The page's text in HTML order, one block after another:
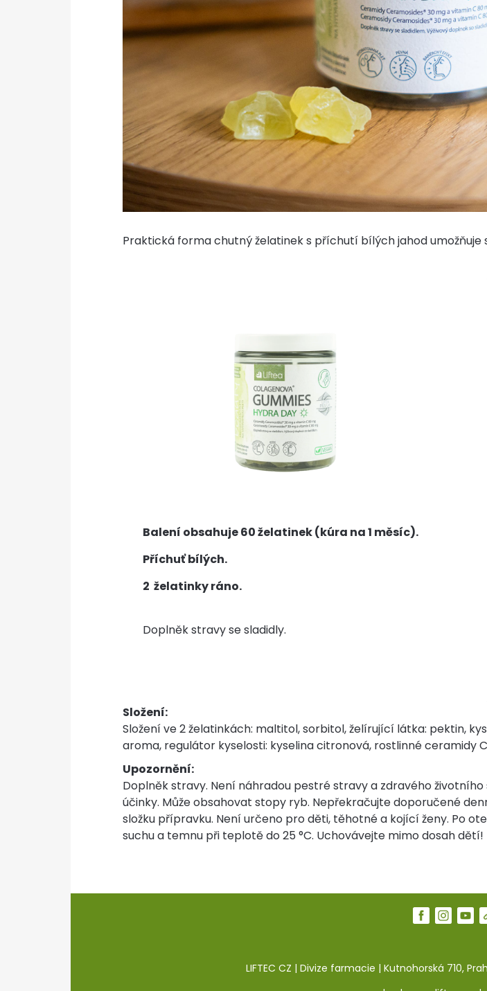
Praktická forma chutný želatinek s příchutí bílých jahod
Balení obsahuje 60 želatinek (kúra na 1 měsíc).
Příchuť bílých.
2 želatinky ráno.
Doplněk stravy se sladidly.
Složení:
Složení ve 2 želatinkách: maltitol, sorbitol, želírující látka: pektin,
aroma, regulátor kyselosti: kyselina citronová, rostlinné ceramidy
Upozornění:
Doplněk stravy. Není náhradou pestré stravy a zdravého
účinky. Může obsahovat stopy ryb. Nepřekračujte doporučené
složku přípravku. Není určeno pro děti, těhotné a kojící ženy. Po
suchu a temnu při teplotě do 25 °C. Uchovávejte mimo dosah dětí!
LIFTEC CZ | Divize farmacie | Kutnohorská 710,